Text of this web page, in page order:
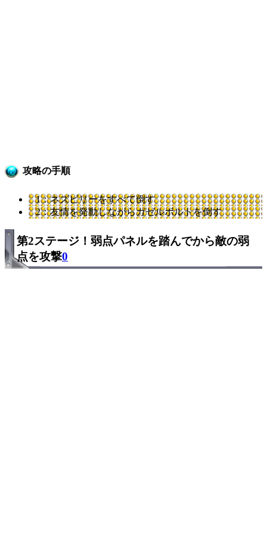
攻略の手順
1：ネズビリーをすべて倒す
2：友情を発動しながらガゼルボルトを倒す
第2ステージ！弱点パネルを踏んでから敵の弱
点を攻撃0